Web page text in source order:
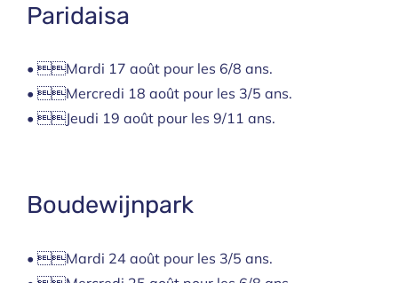
Paridaisa
• Mardi 17 août pour les 6/8 ans.
• Mercredi 18 août pour les 3/5 ans.
• Jeudi 19 août pour les 9/11 ans.
Boudewijnpark
• Mardi 24 août pour les 3/5 ans.